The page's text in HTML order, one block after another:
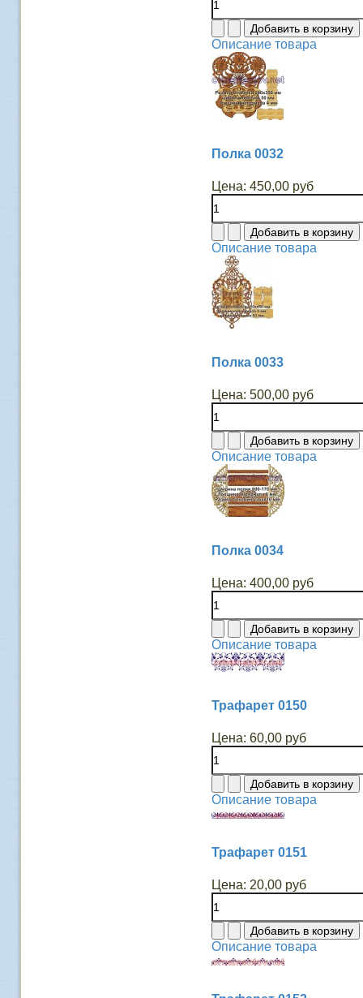
Описание товара
Полка 0032
Цена: 450,00 руб
Описание товара
Полка 0033
Цена: 500,00 руб
Описание товара
Полка 0034
Цена: 400,00 руб
Описание товара
Трафарет 0150
Цена: 60,00 руб
Описание товара
Трафарет 0151
Цена: 20,00 руб
Описание товара